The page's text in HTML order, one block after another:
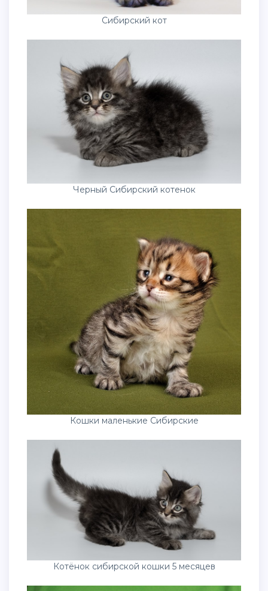
Сибирский кот
Черный Сибирский котенок
Кошки маленькие Сибирские
Котёнок сибирской кошки 5 месяцев